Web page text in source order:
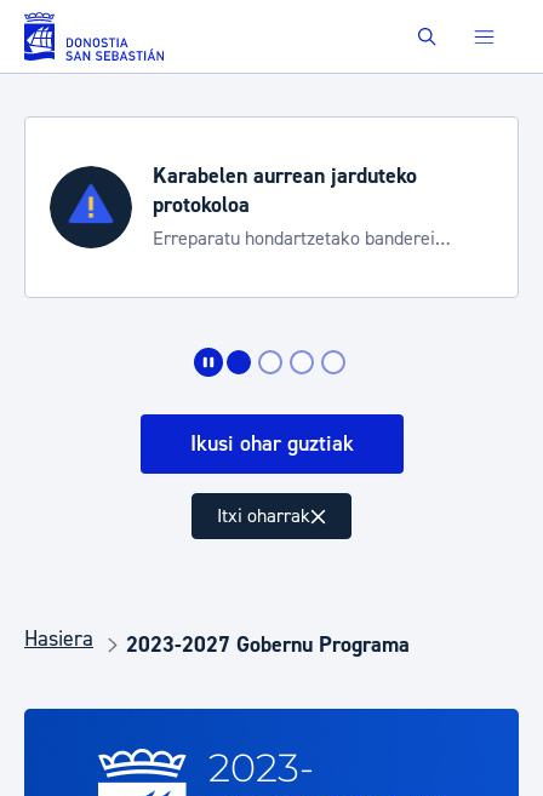
Eduki nagusira joan Buscar
Aste Nagusia 2026
Trafiko mozketak eta garraio zerbitzu
bereziak
Ikusi ohar guztiak
Itxi oharrak
Hasiera 2023-2027 Gobernu Programa